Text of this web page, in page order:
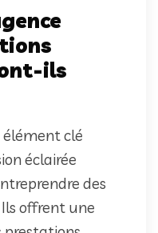
ils
élément clé
éclairée
des
offrent une